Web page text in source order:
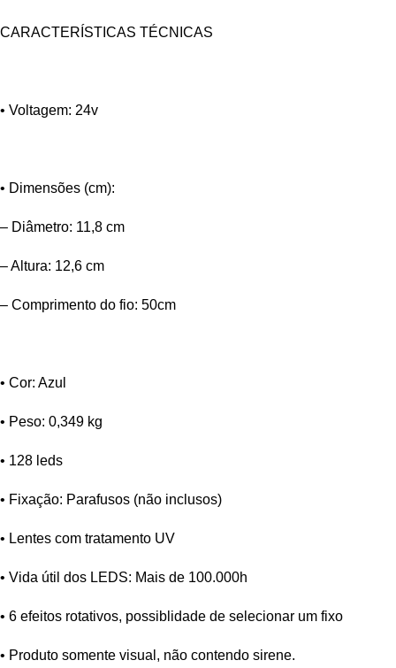
CARACTERÍSTICAS TÉCNICAS
• Voltagem: 24v
• Dimensões (cm):
– Diâmetro: 11,8 cm
– Altura: 12,6 cm
– Comprimento do fio: 50cm
• Cor: Azul
• Peso: 0,349 kg
• 128 leds
• Fixação: Parafusos (não inclusos)
• Lentes com tratamento UV
• Vida útil dos LEDS: Mais de 100.000h
• 6 efeitos rotativos, possiblidade de selecionar um fixo
• Produto somente visual, não contendo sirene.